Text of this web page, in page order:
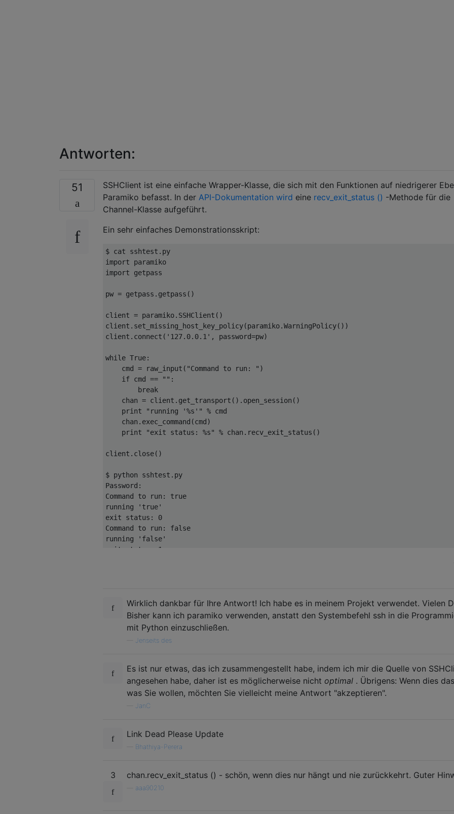
Antworten:
51
SSHClient ist eine einfache Wrapper-Klasse, die sich mit den Funktionen auf niedrigerer
Paramiko befasst. In der API-Dokumentation wird eine recv_exit_status () -Methode für die
Channel-Klasse aufgeführt.
Ein sehr einfaches Demonstrationsskript:
$ cat sshtest .
import
import getpass
pw = getpass . getpass ()
client = paramiko. SSHClient ()
client . set_missing_host_key_policy(paramiko.WarningPolicy())
client . connect ( '127.0.0.1' , password=pw)
while True:
    cmd
= raw_input ( "Command to run: " )
if cmd == "" :
break
    chan
= client . get_transport (). open_session ()
print
"running '%s'" % cmd
    chan
. exec_command (cmd)
print
"exit status: %s" % chan . recv_exit_status ()
client . close()
$ python sshtest .
Password :
Command to run :
true
running
'true'
exit status :
0
Command to run :
false
running
'false'
exit status
1
Wirklich dankbar für Ihre Antwort! Ich habe es in meinem Projekt verwendet. Vielen
Bisher kann ich paramiko verwenden, anstatt den Systembefehl ssh in die
mit Python einzuschließen.
Jenseits des
Es ist nur etwas, das ich zusammengestellt habe, indem ich mir die Quelle von
angesehen habe, daher ist es möglicherweise nicht optimal . Übrigens: Wenn dies
was Sie wollen, möchten Sie vielleicht meine Antwort "akzeptieren".
JanC
Link Dead Please Update
Bhathiya-Perera
3 chan.recv_exit_status () - schön, wenn dies nur hängt und nie zurückkehrt. Guter
aaa90210